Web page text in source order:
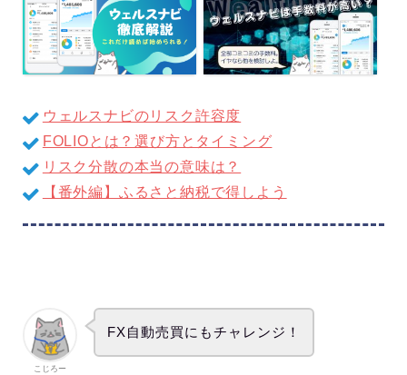
ウェルスナビのリスク許容度
FOLIOとは？選び方とタイミング
リスク分散の本当の意味は？
【番外編】ふるさと納税で得しよう
こじろー
FX自動売買にもチャレンジ！